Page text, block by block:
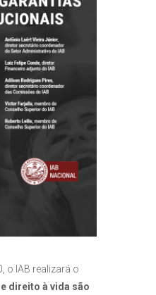
o IAB realizará o
direito à vida são